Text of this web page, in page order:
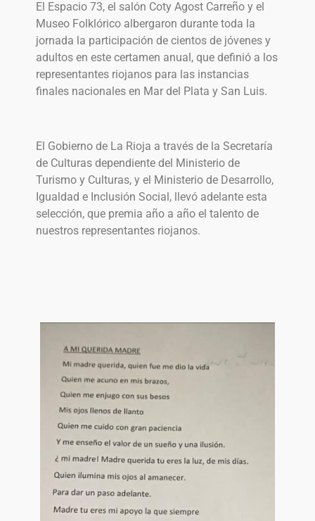
El Espacio 73, el salón Coty Agost Carreño y el
Museo Folklórico albergaron durante toda la
jornada la participación de cientos de jóvenes y
adultos en este certamen anual, que definió a los
representantes riojanos para las instancias
finales nacionales en Mar del Plata y San Luis.
El Gobierno de La Rioja a través de la Secretaría
de Culturas dependiente del Ministerio de
Turismo y Culturas, y el Ministerio de Desarrollo,
Igualdad e Inclusión Social, llevó adelante esta
selección, que premia año a año el talento de
nuestros representantes riojanos.